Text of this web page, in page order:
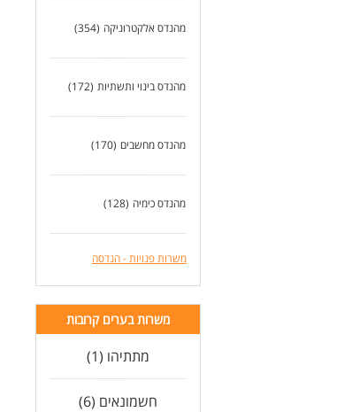
מהנדס אלקטרוניקה (354)
מהנדס בינוי ותשתיות (172)
מהנדס מחשבים (170)
מהנדס כימיה (128)
משרות פנויות - הנדסה
משרות בערים קרובות
מתתיהו (1)
חשמונאים (6)